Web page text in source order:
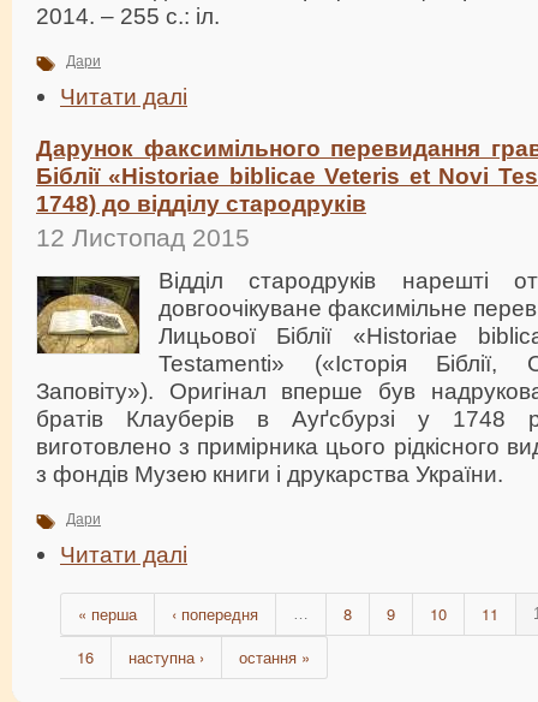
2014. – 255 с.: іл.
Дари
Читати далі
Дарунок факсимільного перевидання
Біблії «Historiae biblicae Veteris et Novi
1748) до відділу стародруків
12 Листопад 2015
Відділ стародруків нарешті
довгоочікуване факсимільне
Лицьової Біблії «Historiae
Testamenti» («Історія
Заповіту»). Оригінал вперше був
братів Клауберів в Ауґсбурзі у 1748
виготовлено з примірника цього рідкісного
з фондів Музею книги і друкарства України.
Дари
Читати далі
« перша ‹ попередня 8 9 10 11
16 наступна › остання »